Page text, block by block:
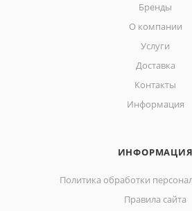
Бренды
О компании
Услуги
Доставка
Контакты
Информация
ИНФОРМАЦИЯ
Политика обработки
Правила сайта